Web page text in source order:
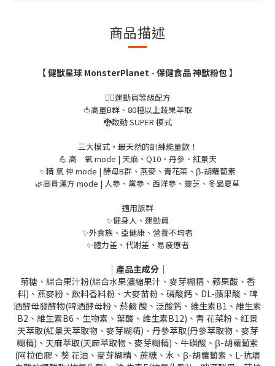
商品描述
【 健獸星球 MonsterPlanet - 保健食品神獸粉包 】
🏋️‍♀️運動員等級配方
🍅高量B群、80種以上蔬果萃取
🐉啟動 SUPER 模式
三大模式，最天然的訓練能量飲！
💪 高 氧 mode | 天麻、Q10、丹參、紅景天
✨精 氣 神 mode | 酵母B群、燕麥、青花菜、β-胡蘿蔔素
🌿高貴漢方 mode | 人參、黨參、西洋參、靈芝、冬蟲夏草
適用族群
✨健身人、運動員
✨外食族、亞健康、營養不均者
✨體力差、代謝差、易疲憊者
｜產品主成分｜
菊糖、綜合果汁粉(綜合水果濃縮果汁、麥芽糊精、蘋果酸、香
料)、燕麥粉、飲料香料粉、大麥苗粉、磷酸鈣、DL-蘋果酸、啤
酒酵母發酵物(啤酒酵母粉、菸鹼 酸、泛酸鈣、維生素B1、維生素
B2、維生素B6、生物素、葉酸、維生素B12)、青 花菜粉、紅景
天萃取(紅景天萃取物、麥芽糊精)、丹參萃取(丹參萃取物、麥芽
糊精)、天麻萃取(天麻萃取物、麥芽糊精)、牛磺酸、β-胡蘿蔔素
(阿拉伯膠、葵 花油、麥芽糊精、蔗糖、水、β-胡蘿蔔素、L-抗壞